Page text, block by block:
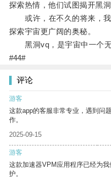
探索热情，他们试图揭开黑
或许，在不久的将来，我
探索宇宙更广阔的奥秘。
黑洞vq，是宇宙中一个无
#44#
评论
游客
这款app的客服非常专业，遇到问
作。
2025-09-15
游客
这款加速器VPM应用程序已经为
护。